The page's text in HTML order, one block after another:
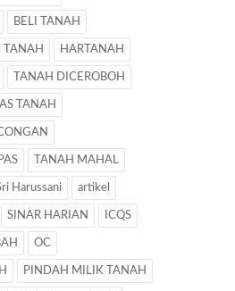
BELI TANAH
TANAH HARTANAH
TANAH DICEROBOH
TANAH
TANAH MAHAL
Harussani artikel
SINAR HARIAN ICQS
OC
PINDAH MILIK TANAH